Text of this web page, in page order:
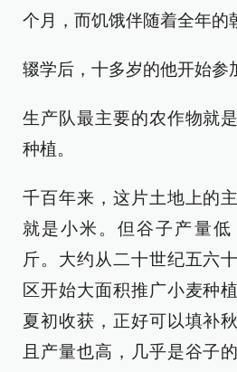
个月，而饥饿伴随着全年的
辍学后，十多岁的他开始参
生产队最主要的农作物就
种植。
千百年来，这片土地上的
就是小米。但谷子产量
斤。大约从二十世纪五六
区开始大面积推广小麦种
夏初收获，正好可以填补
且产量也高，几乎是谷子